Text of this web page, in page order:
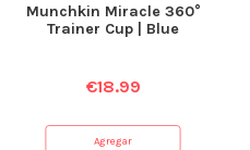
Munchkin Miracle 360°
Trainer Cup | Blue
€18.99
Agregar